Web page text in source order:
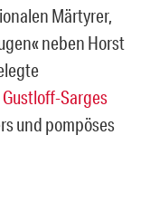
Märtyrer,
neben Horst
Sarges
und pompöses